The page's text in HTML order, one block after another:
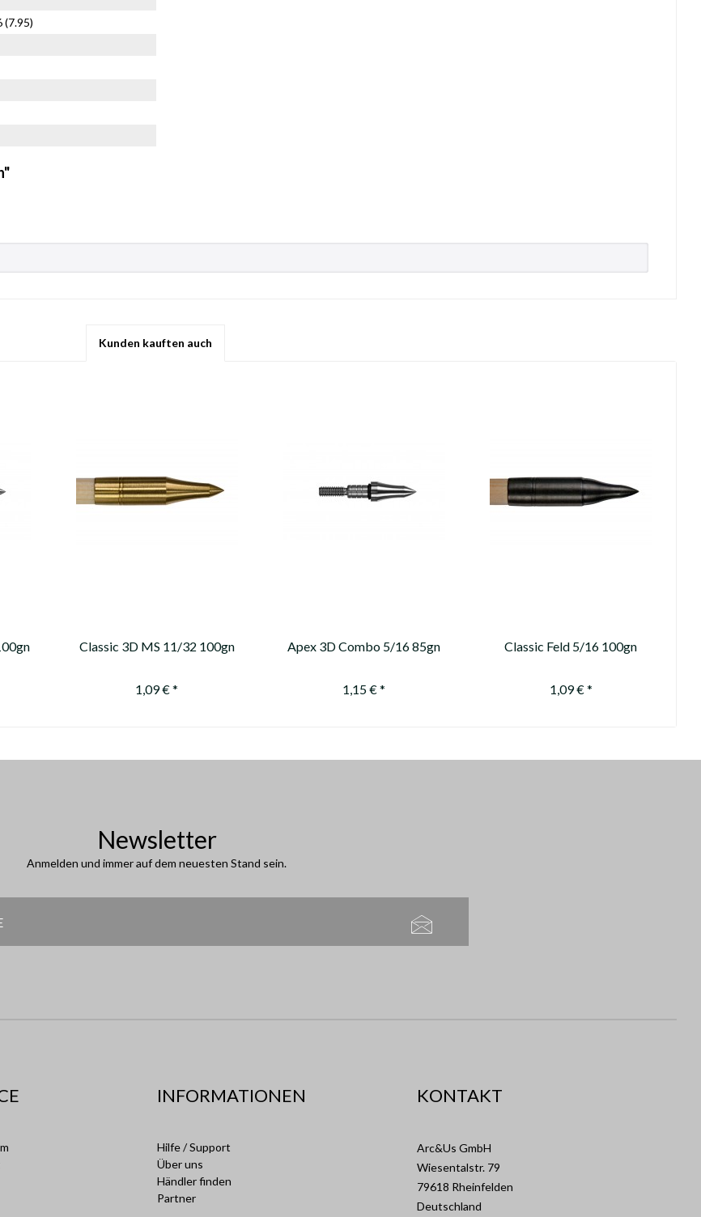
(7.95)
Kunden kauften auch
Classic 3D MS 11/32 100gn
1,09 € *
Apex 3D Combo 5/16 85gn
1,15 € *
Classic Feld 5/16 100gn
1,09 € *
Newsletter
Anmelden und immer auf dem neuesten Stand sein.
INFORMATIONEN
Hilfe / Support
Über uns
Händler finden
Partner
KONTAKT
Arc&Us GmbH
Wiesentalstr. 79
79618 Rheinfelden
Deutschland